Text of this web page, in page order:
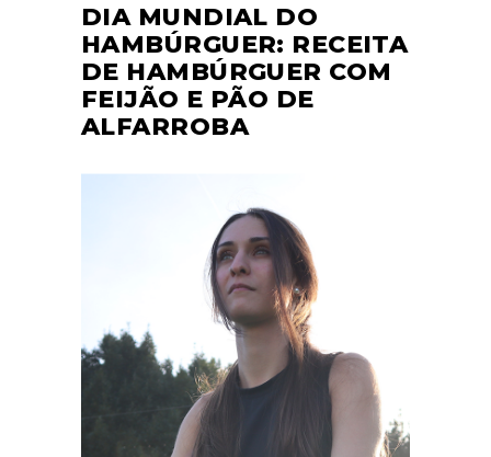
DIA MUNDIAL DO
HAMBÚRGUER: RECEITA
DE HAMBÚRGUER COM
FEIJÃO E PÃO DE
ALFARROBA